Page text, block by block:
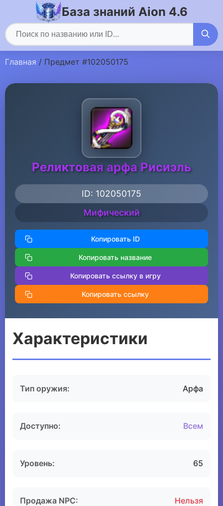
База знаний Aion 4.6
Главная / Предмет #102050175
Реликтовая арфа Рисиэль
ID: 102050175
Мифический
Копировать ID
Копировать название
Копировать ссылку в игру
Копировать ссылку
Характеристики
Тип оружия: Арфа
Доступно: Всем
Уровень: 65
Продажа NPC: Нельзя